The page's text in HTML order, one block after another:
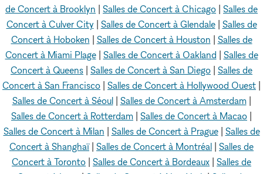
de Concert à Brooklyn | Salles de Concert à Chicago | Salles de
Concert à Culver City | Salles de Concert à Glendale| Salles de
Concert à Hoboken | Salles de Concert à Houston | Salles de
Concert à Miami Plage| Salles de Concert à Oakland | Salles de
Concert à Queens | Salles de Concert à San Diego | Salles de
Concert à San Francisco | Salles de Concert à Hollywood Ouest |
Salles de Concert à Séoul| Salles de Concert à Amsterdam|
Salles de Concert à Rotterdam | Salles de Concert à Macao |
Salles de Concert à Milan | Salles de Concert à Prague| Salles de
Concert à Shanghaï| Salles de Concert à Montréal | Salles de
Concert à Toronto | Salles de Concert à Bordeaux | Salles de